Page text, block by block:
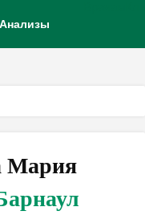
Анализы
Мария